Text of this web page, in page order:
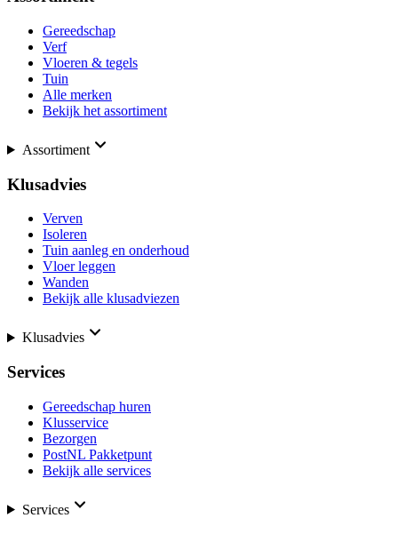
Gereedschap
Verf
Vloeren & tegels
Tuin
Alle merken
Bekijk het assortiment
Assortiment
Klusadvies
Verven
Isoleren
Tuin aanleg en onderhoud
Vloer leggen
Wanden
Bekijk alle klusadviezen
Klusadvies
Services
Gereedschap huren
Klusservice
Bezorgen
PostNL Pakketpunt
Bekijk alle services
Services